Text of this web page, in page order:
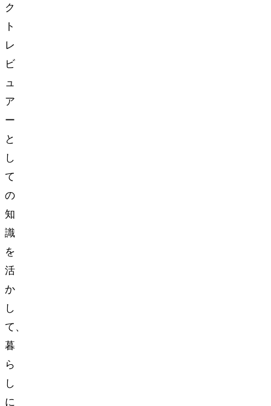
ク
ト
レ
ビ
ュ
ア
ー
と
し
て
の
知
識
を
活
か
し
て、
暮
ら
し
に